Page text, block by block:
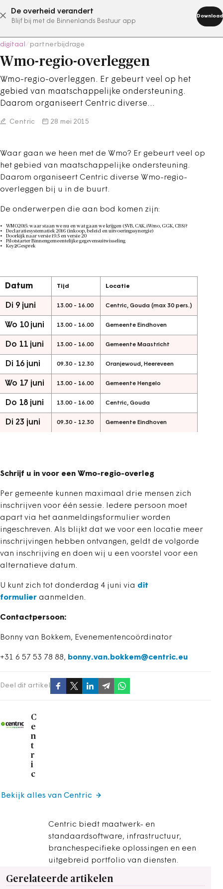
De overheid verandert
Blijf bij met de Binnenlands Bestuur app
Download
abonneer nu
digitaal partnerbijdrage
Wmo-regio-overleggen
Wmo-regio-overleggen. Er gebeurt veel op het
gebied van maatschappelijke ondersteuning.
Daarom organiseert Centric diverse…
Centric 28 mei 2015
Waar gaan we heen met de Wmo? Er gebeurt veel op
het gebied van maatschappelijke ondersteuning.
Daarom organiseert Centric diverse Wmo-regio-
overleggen bij u in de buurt.
De onderwerpen die aan bod komen zijn:
WMO2015: waar staan we nu en wat gaan we krijgen (SVB, CAK, iWmo, GGK, CBS)?
Declaratiesystematiek 2016 (inkoop, beleid en uitvoeringssynergie)
Doorkijk naar versie 19.5 en versie 20
Pilotstarter Binnengemeentelijke gegevensuitwisseling
Key2Gesprek
Datum Tijd Locatie
Di 9 juni 13.00 - 16.00 Centric, Gouda (max 30 pers.)
Wo 10 juni 13.00 - 16.00 Gemeente Eindhoven
Do 11 juni 13.00 - 16.00 Gemeente Maastricht
Di 16 juni 09.30 - 12.30 Oranjewoud, Heereveen
Wo 17 juni 13.00 - 16.00 Gemeente Hengelo
Do 18 juni 13.00 - 16.00 Centric, Gouda
Di 23 juni 09.30 - 12.30 Gemeente Eindhoven
Schrijf u in voor een Wmo-regio-overleg
Per gemeente kunnen maximaal drie mensen zich
inschrijven voor één sessie. Iedere persoon moet
apart via het aanmeldingsformulier worden
ingeschreven. Als blijkt dat we voor een locatie meer
inschrijvingen hebben ontvangen, geldt de volgorde
van inschrijving en doen wij u een voorstel voor een
alternatieve datum.
U kunt zich tot donderdag 4 juni via dit
formulier aanmelden.
Contactpersoon:
Bonny van Bokkem, Evenementencoördinator
+31 6 57 53 78 88, bonny.van.bokkem@centric.eu
Deel dit artikel
C
e
n
t
r
i
c
Centric biedt maatwerk- en
standaardsoftware, infrastructuur,
branchespecifieke oplossingen en een
uitgebreid portfolio van diensten.
Bekijk alles van Centric
Gerelateerde artikelen